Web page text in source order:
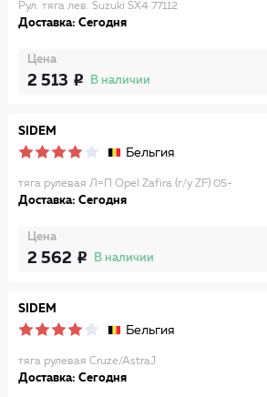
Рул. тяга лев. Suzuki SX4 77112
Доставка: Сегодня
Цена
2 513 В наличии
SIDEM
Бельгия
тяга рулевая Л=П Opel Zafira (г/у ZF) 05-
Доставка: Сегодня
Цена
2 562 В наличии
SIDEM
Бельгия
тяга рулевая Cruze/AstraJ
Доставка: Сегодня